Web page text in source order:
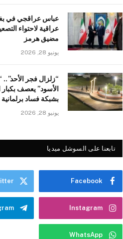
عباس عراقجي في
عراقية لاحتواء
مضيق هرمز
يونيو 28, 2026
“زلزال فجر
الأسود” يعصف
بشبكة فساد برلمانية
يونيو 28, 2026
تابعنا على السوشل ميديا
Facebook
Instagram
WhatsApp